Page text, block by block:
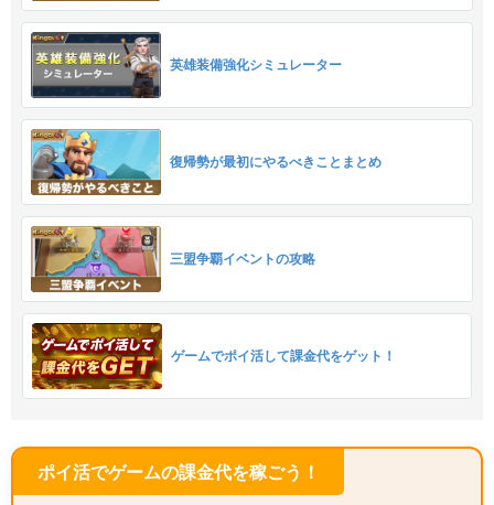
英雄装備強化シミュレーター
復帰勢が最初にやるべきことまとめ
三盟争覇イベントの攻略
ゲームでポイ活して課金代をゲット！
ポイ活でゲームの課金代を稼ごう！